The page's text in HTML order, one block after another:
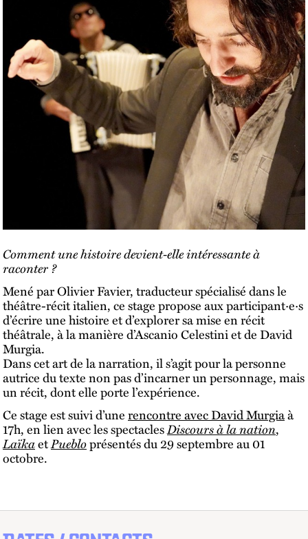
Comment une histoire devient-elle intéressante à
raconter ?
Mené par Olivier Favier, traducteur spécialisé dans le
théâtre-récit italien, ce stage propose aux participant·e·s
d’écrire une histoire et d’explorer sa mise en récit
théâtrale, à la manière d’Ascanio Celestini et de David
Murgia.
Dans cet art de la narration, il s’agit pour la personne
autrice du texte non pas d’incarner un personnage, mais
un récit, dont elle porte l’expérience.
Ce stage est suivi d’unerencontre avec David Murgiaà
17h, en lien avec les spectaclesDiscours à la nation,
LaïkaetPuebloprésentés du 29 septembre au 01
octobre.